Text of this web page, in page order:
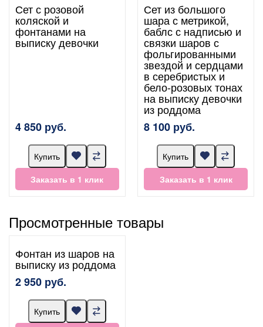
Сет с розовой
коляской и
фонтанами на
выписку девочки
4 850 руб.
Купить
Заказать в 1 клик
Сет из большого
шара с метрикой,
баблс с надписью и
связки шаров с
фольгированными
звездой и сердцами
в серебристых и
бело-розовых тонах
на выписку девочки
из роддома
8 100 руб.
Купить
Заказать в 1 клик
Просмотренные товары
Фонтан из шаров на
выписку из роддома
2 950 руб.
Купить